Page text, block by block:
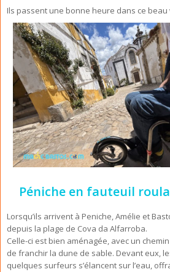
Ils passent une bonne heure dans ce
Péniche en fauteuil
Lorsqu’ils arrivent à Peniche, Amélie et
depuis la plage de Cova da Alfarroba.
Celle-ci est bien aménagée, avec un
de franchir la dune de sable. Devant eux,
quelques surfeurs s’élancent sur l’eau,